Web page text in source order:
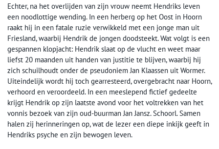
Echter, na het overlijden van zijn vrouw neemt Hendriks leven
een noodlottige wending. In een herberg op het Oost in Hoorn
raakt hij in een fatale ruzie verwikkeld met een jonge man uit
Friesland, waarbij Hendrik de jongen doodsteekt. Wat volgt is een
gespannen klopjacht: Hendrik slaat op de vlucht en weet maar
liefst 20 maanden uit handen van justitie te blijven, waarbij hij
zich schuilhoudt onder de pseudoniem Jan Klaassen uit Wormer.
Uiteindelijk wordt hij toch gearresteerd, overgebracht naar Hoorn,
verhoord en veroordeeld. In een meeslepend fictief gedeelte
krijgt Hendrik op zijn laatste avond voor het voltrekken van het
vonnis bezoek van zijn oud-buurman Jan Jansz. Schoorl. Samen
halen zij herinneringen op, wat de lezer een diepe inkijk geeft in
Hendriks psyche en zijn bewogen leven.